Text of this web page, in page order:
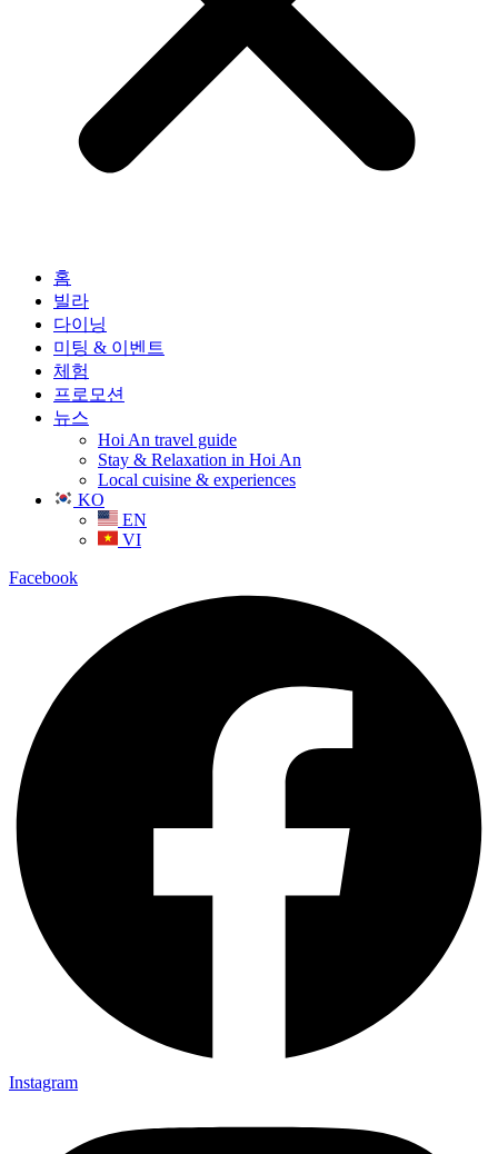
홈
빌라
다이닝
미팅 & 이벤트
체험
프로모션
뉴스
Hoi An travel guide
Stay & Relaxation in Hoi An
Local cuisine & experiences
KO
EN
VI
Facebook
Instagram